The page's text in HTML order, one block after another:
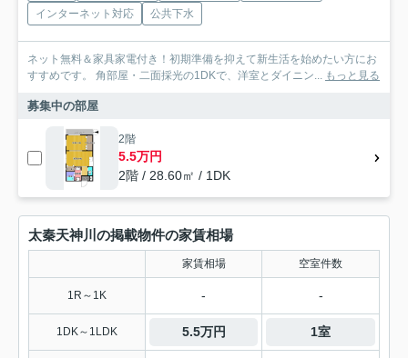
インターネット対応
公共下水
ネット無料＆家具家電付き！初期準備を抑えて新生活を始めたい方にお
すすめです。 角部屋・二面採光の1DKで、洋室とダイニン... もっと見る
募集中の部屋
2階
5.5万円
2階 / 28.60㎡ / 1DK
太秦天神川の掲載物件の家賃相場
家賃相場 空室件数
1R～1K - -
1DK～1LDK 5.5万円 1室